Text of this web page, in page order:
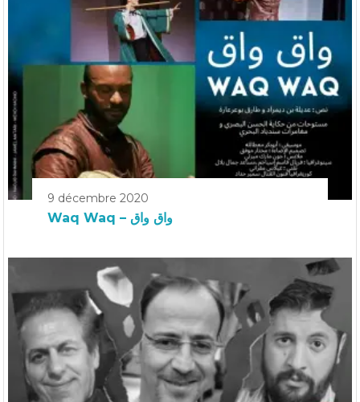
9 décembre 2020
Waq Waq – واق واق